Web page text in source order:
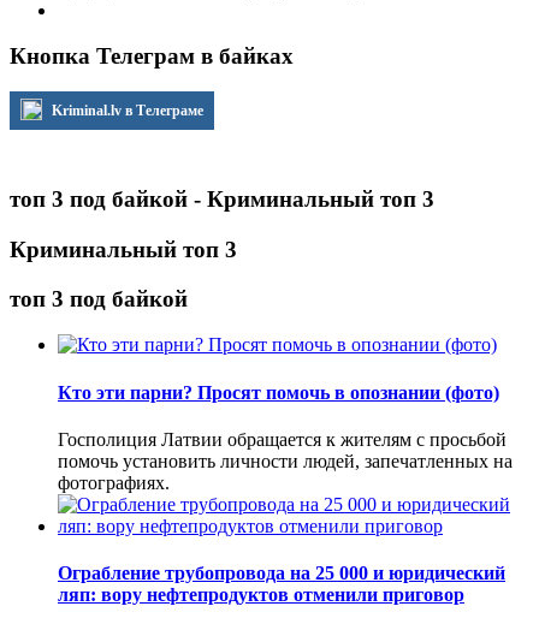
Кнопка Телеграм в байках
Kriminal.lv в Телеграме
топ 3 под байкой - Криминальный топ 3
Криминальный топ 3
топ 3 под байкой
Кто эти парни? Просят помочь в опознании (фото)
Госполиция Латвии обращается к жителям с просьбой
помочь установить личности людей, запечатленных на
фотографиях.
Ограбление трубопровода на 25 000 и юридический
ляп: вору нефтепродуктов отменили приговор